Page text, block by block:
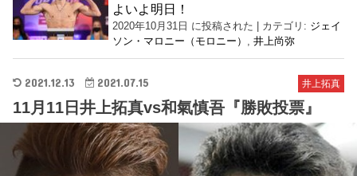
よいよ明日！
2020年10月31日 に投稿された カテゴリ: ジェイ
ソン・マロニー（モロニー）
,井上尚弥
井上拓真
2021.12.13 2021.07.15
11月11日井上拓真vs和氣慎吾『勝敗投票』